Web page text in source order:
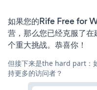
如果您的Rife Free for
营，那么您已经克服了
个重大挑战。恭喜你！
但接下来是the hard part：
持更多的访问者？